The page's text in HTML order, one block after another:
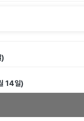
14일)